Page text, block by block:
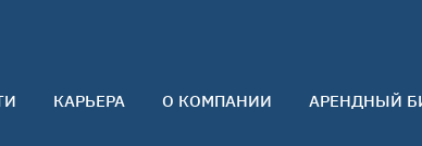
КАРЬЕРА О КОМПАНИИ АРЕНДНЫЙ